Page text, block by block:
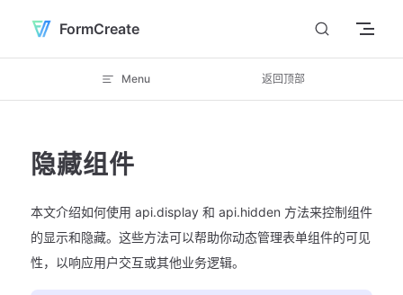
Skip to content
FormCreate
Menu 返回顶部
隐藏组件
本文介绍如何使用 api.display 和 api.hidden 方法来控制组件
的显示和隐藏。这些方法可以帮助你动态管理表单组件的可见
性，以响应用户交互或其他业务逻辑。